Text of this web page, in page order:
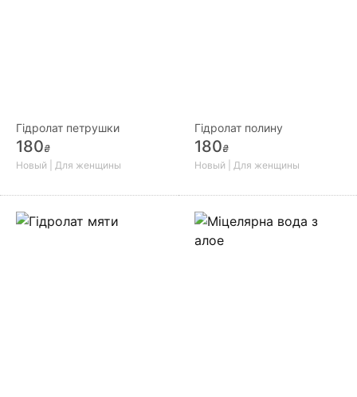
Гідролат петрушки
180₴
Новый | Для женщины
Гідролат полину
180₴
Новый | Для женщины